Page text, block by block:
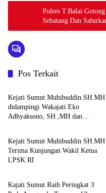
Polres T.Balai
Sebatang Dan
Pos Terkait
Berita
Kejati Sumut Muhibuddin.SH.MH
didampingi Wakajati Eko
Adhyaksono, SH.,MH dan
Kejari Medan
Berita
Kejati Sumut Muhibuddin SH.MH
Terima Kunjungan Wakil Ketua
LPSK RI
Berita
Kajati Sumut Raih Peringkat 3